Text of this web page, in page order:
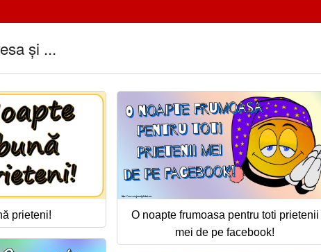
și ...
prieteni!
O noapte frumoasa pentru toti prietenii
mei de pe facebook!